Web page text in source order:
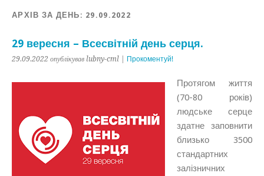
АРХІВ ЗА ДЕНЬ: 29.09.2022
29 вересня – Всесвітній день серця.
29.09.2022 опублікував lubny-cml | Прокоментуй!
Протягом життя
(70-80 років)
людське серце
здатне заповнити
близько 3500
стандартних
залізничних